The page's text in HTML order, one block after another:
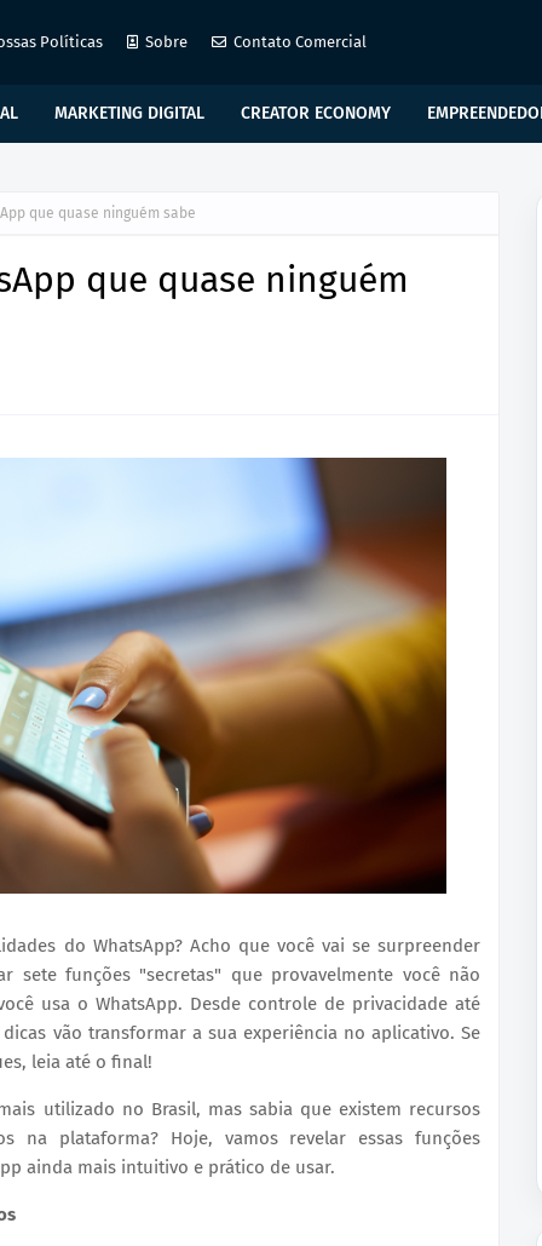
Políticas Sobre Contato Comercial
MARKETING DIGITAL CREATOR ECONOMY
que quase ninguém sabe
que quase ninguém
do WhatsApp? Acho que você vai se surpreender
sete funções "secretas" que provavelmente você não
usa o WhatsApp. Desde controle de privacidade até
vão transformar a sua experiência no aplicativo. Se
leia até o final!
utilizado no Brasil, mas sabia que existem recursos
na plataforma? Hoje, vamos revelar essas funções
ainda mais intuitivo e prático de usar.